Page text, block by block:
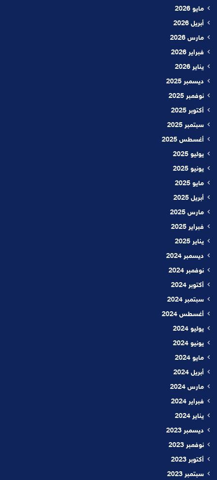
مايو 2026
أبريل 2026
مارس 2026
فبراير 2026
يناير 2026
ديسمبر 2025
نوفمبر 2025
أكتوبر 2025
سبتمبر 2025
أغسطس 2025
يوليو 2025
يونيو 2025
مايو 2025
أبريل 2025
مارس 2025
فبراير 2025
يناير 2025
ديسمبر 2024
نوفمبر 2024
أكتوبر 2024
سبتمبر 2024
أغسطس 2024
يوليو 2024
يونيو 2024
مايو 2024
أبريل 2024
مارس 2024
فبراير 2024
يناير 2024
ديسمبر 2023
نوفمبر 2023
أكتوبر 2023
سبتمبر 2023